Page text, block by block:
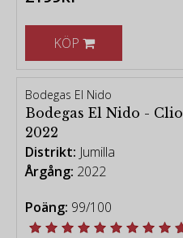
KÖP
Bodegas El Nido
Bodegas El Nido - Clio
2022
Distrikt: Jumilla
Årgång: 2022
Poäng: 99/100